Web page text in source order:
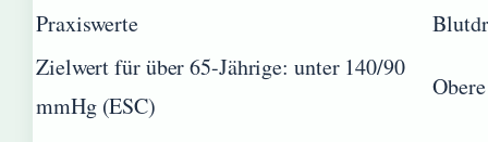
Praxiswerte
Zielwert für über 65-Jährige: unter 140/90
mmHg (ESC)